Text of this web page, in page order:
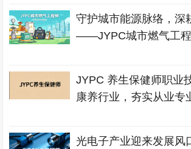
守护城市能源脉络，深
——JYPC城市燃气工
JYPC 养生保健师职业
康养行业，夯实从业专
光电子产业迎来发展风